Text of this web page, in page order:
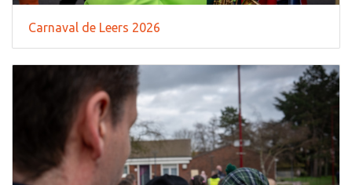
Carnaval de Leers 2026